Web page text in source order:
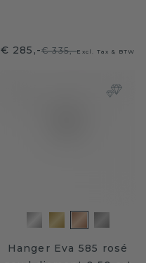
€ 285,-€ 335,-Excl. Tax & BTW
Hanger Eva 585 rosé